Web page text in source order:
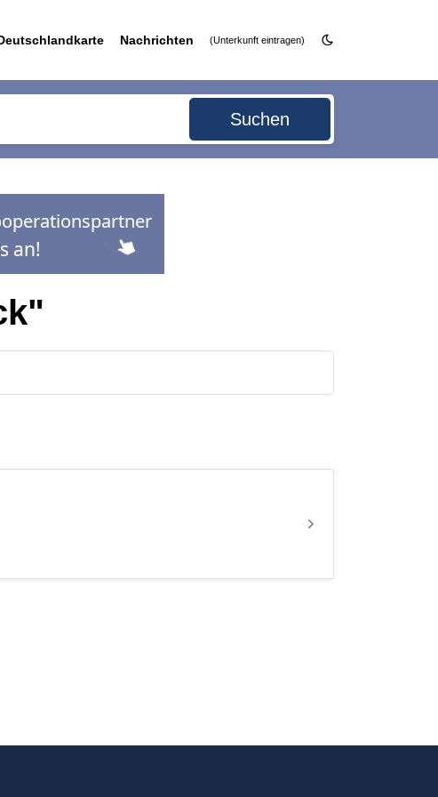
Nachrichten (Unterkunft eintragen)
Suchen